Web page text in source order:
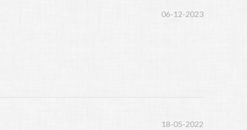
06-12-2023
18-05-2022